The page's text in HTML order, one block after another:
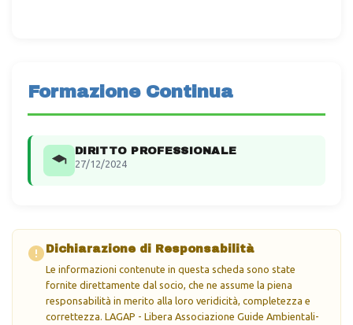
Formazione Continua
DIRITTO PROFESSIONALE
27/12/2024
Dichiarazione di Responsabilità
Le informazioni contenute in questa scheda sono state
fornite direttamente dal socio, che ne assume la piena
responsabilità in merito alla loro veridicità, completezza e
correttezza. LAGAP - Libera Associazione Guide Ambientali-